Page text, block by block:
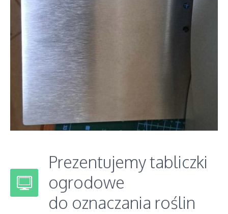
Prezentujemy tabliczki
ogrodowe
do oznaczania roślin